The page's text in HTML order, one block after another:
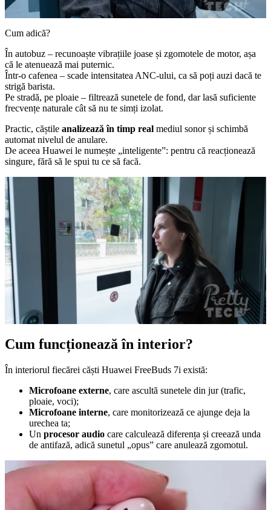
Cum adică?
În autobuz – recunoaște vibrațiile joase și zgomotele de motor, așa
că le atenuează mai puternic.
Într-o cafenea – scade intensitatea ANC-ului, ca să poți auzi dacă te
strigă barista.
Pe stradă, pe ploaie – filtrează sunetele de fond, dar lasă suficiente
frecvențe naturale cât să nu te simți izolat.
Practic, căștile analizează în timp real mediul sonor și schimbă
automat nivelul de anulare.
De aceea Huawei le numește „inteligente”: pentru că reacționează
singure, fără să le spui tu ce să facă.
Cum funcționează în interior?
În interiorul fiecărei căști Huawei FreeBuds 7i există:
Microfoane externe, care ascultă sunetele din jur (trafic,
ploaie, voci);
Microfoane interne, care monitorizează ce ajunge deja la
urechea ta;
Un procesor audio care calculează diferența și creează unda
de antifază, adică sunetul „opus” care anulează zgomotul.